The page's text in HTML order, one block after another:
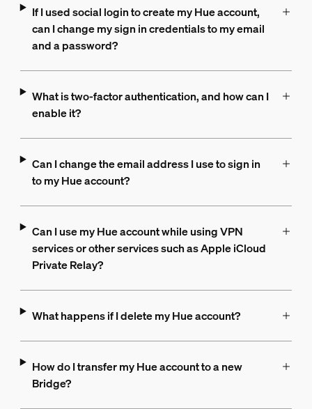
If I used social login to create my Hue account,
can I change my sign in credentials to my email
and a password?
What is two-factor authentication, and how can I
enable it?
Can I change the email address I use to sign in
to my Hue account?
Can I use my Hue account while using VPN
services or other services such as Apple iCloud
Private Relay?
What happens if I delete my Hue account?
How do I transfer my Hue account to a new
Bridge?